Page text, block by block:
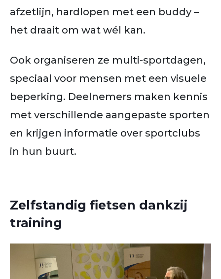
afzetlijn, hardlopen met een buddy –
het draait om wat wél kan.
Ook organiseren ze multi-sportdagen,
speciaal voor mensen met een visuele
beperking. Deelnemers maken kennis
met verschillende aangepaste sporten
en krijgen informatie over sportclubs
in hun buurt.
Zelfstandig fietsen dankzij
training